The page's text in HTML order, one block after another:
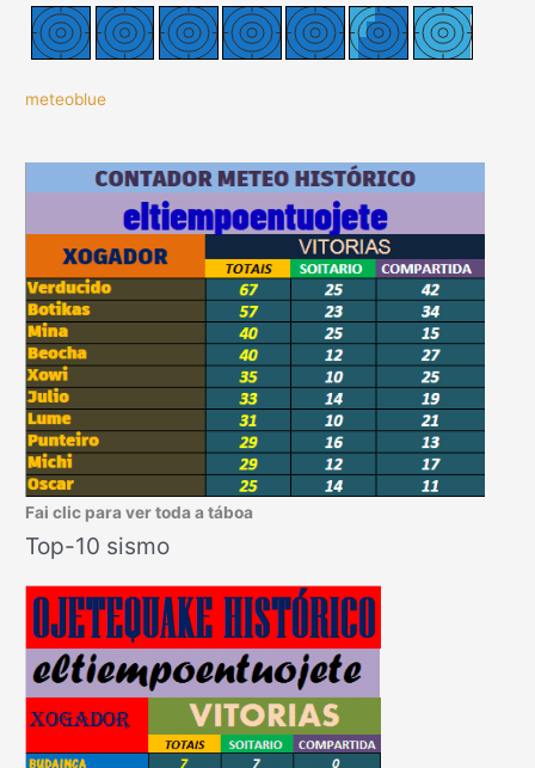
meteoblue
Fai clic para ver toda a táboa
Top-10 sismo